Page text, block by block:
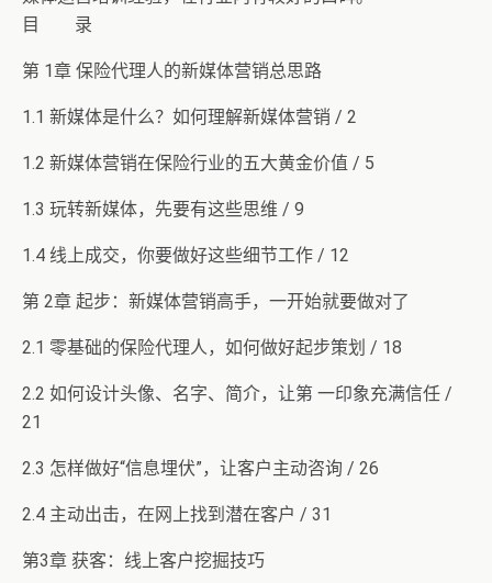
目 录
第 1章 保险代理人的新媒体营销总思路
1.1 新媒体是什么？如何理解新媒体营销 / 2
1.2 新媒体营销在保险行业的五大黄金价值 / 5
1.3 玩转新媒体，先要有这些思维 / 9
1.4 线上成交，你要做好这些细节工作 / 12
第 2章 起步：新媒体营销高手，一开始就要做对了
2.1 零基础的保险代理人，如何做好起步策划 / 18
2.2 如何设计头像、名字、简介，让第 一印象充满信任 /
21
2.3 怎样做好“信息埋伏”，让客户主动咨询 / 26
2.4 主动出击，在网上找到潜在客户 / 31
第3章 获客：线上客户挖掘技巧